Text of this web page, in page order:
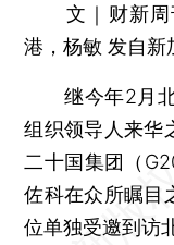
文｜财新
港，杨敏 发自新
继今年2月北
组织领导人来华
二十国集团（
佐科在众所瞩目
位单独受邀到访